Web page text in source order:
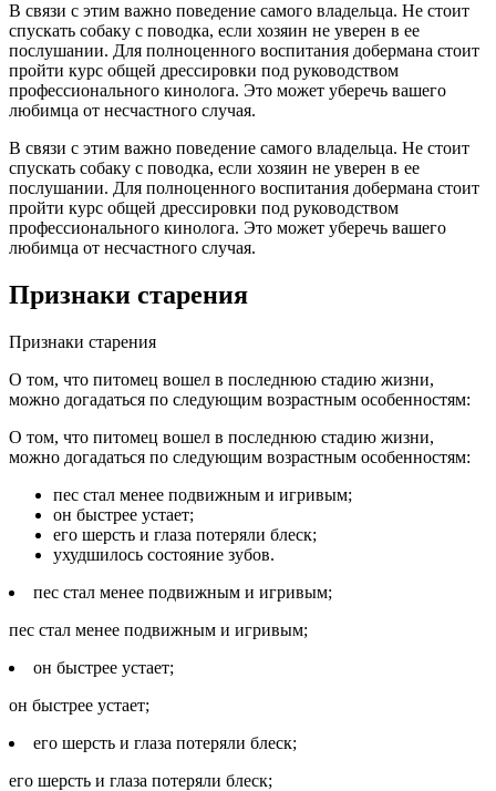
В связи с этим важно поведение самого владельца. Не стоит
спускать собаку с поводка, если хозяин не уверен в ее
послушании. Для полноценного воспитания добермана стоит
пройти курс общей дрессировки под руководством
профессионального кинолога. Это может уберечь вашего
любимца от несчастного случая.
В связи с этим важно поведение самого владельца. Не стоит
спускать собаку с поводка, если хозяин не уверен в ее
послушании. Для полноценного воспитания добермана стоит
пройти курс общей дрессировки под руководством
профессионального кинолога. Это может уберечь вашего
любимца от несчастного случая.
Признаки старения
Признаки старения
О том, что питомец вошел в последнюю стадию жизни,
можно догадаться по следующим возрастным особенностям:
О том, что питомец вошел в последнюю стадию жизни,
можно догадаться по следующим возрастным особенностям:
пес стал менее подвижным и игривым;
он быстрее устает;
его шерсть и глаза потеряли блеск;
ухудшилось состояние зубов.
пес стал менее подвижным и игривым;
пес стал менее подвижным и игривым;
он быстрее устает;
он быстрее устает;
его шерсть и глаза потеряли блеск;
его шерсть и глаза потеряли блеск;